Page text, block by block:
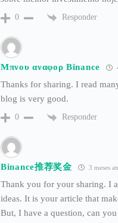
0 Responder
Μπνου αναφορ Binance
Thanks for sharing. I read
blog is very good.
0 Responder
Binance推荐奖金 3 meses
Thank you for your sharing. I
ideas. It is your article that
But, I have a question, can you